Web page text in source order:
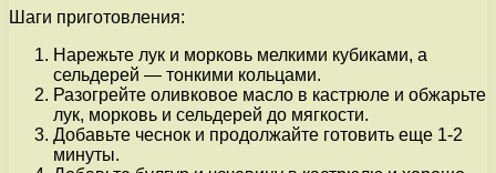
Шаги приготовления:
Нарежьте лук и морковь мелкими кубиками, а
сельдерей — тонкими кольцами.
Разогрейте оливковое масло в кастрюле и обжарьте
лук, морковь и сельдерей до мягкости.
Добавьте чеснок и продолжайте готовить еще 1-2
минуты.